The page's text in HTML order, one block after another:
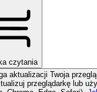
czytania
aktualizacji Twoja
przeglądarkę lub